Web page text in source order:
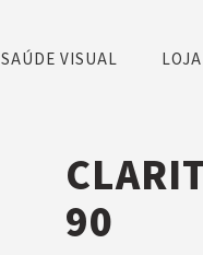
SAÚDE VISUAL
90